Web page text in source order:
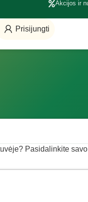
Akcijos ir
Prisijungti
Pasidalinkite